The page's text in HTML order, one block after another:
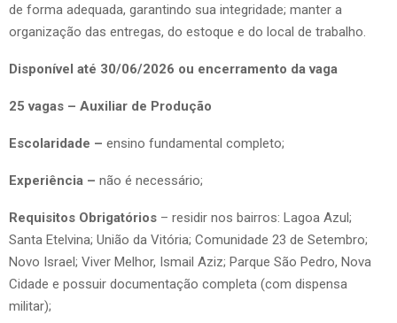
de forma adequada, garantindo sua integridade; manter a
organização das entregas, do estoque e do local de trabalho.
Disponível até 30/06/2026 ou encerramento da vaga
25 vagas – Auxiliar de Produção
Escolaridade – ensino fundamental completo;
Experiência – não é necessário;
Requisitos Obrigatórios – residir nos bairros: Lagoa Azul;
Santa Etelvina; União da Vitória; Comunidade 23 de Setembro;
Novo Israel; Viver Melhor, Ismail Aziz; Parque São Pedro, Nova
Cidade e possuir documentação completa (com dispensa
militar);